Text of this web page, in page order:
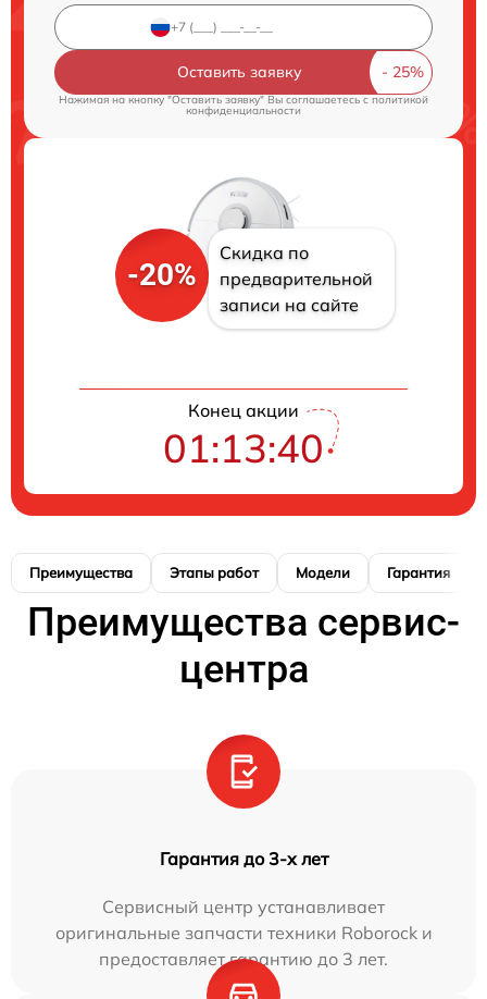
Оставить заявку
Нажимая на кнопку "Оставить заявку" Вы соглашаетесь cполитикой
конфиденциальности
-20%
Скидка по
предварительной
записи на сайте
Конец акции
01:13:39
Преимущества Этапы работ Модели Гарантия
Преимущества сервис-
центра
Гарантия до 3-х лет
Сервисный центр устанавливает
оригинальные запчасти техники Roborock и
предоставляет гарантию до 3 лет.